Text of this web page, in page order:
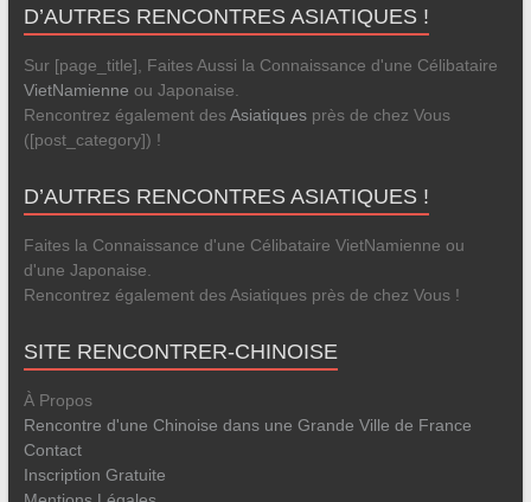
D’AUTRES RENCONTRES ASIATIQUES !
Sur [page_title], Faites Aussi la Connaissance d'une Célibataire
VietNamienne ou Japonaise.
Rencontrez également desAsiatiquesprès de chez Vous
([post_category]) !
D’AUTRES RENCONTRES ASIATIQUES !
Faites la Connaissance d'une Célibataire VietNamienne ou
d'une Japonaise.
Rencontrez également des Asiatiques près de chez Vous !
SITE RENCONTRER-CHINOISE
À Propos
Rencontre d'une Chinoise dans une Grande Ville de France
Contact
Inscription Gratuite